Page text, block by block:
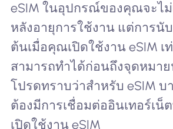
eSIM ในอุปกรณ์ของคุณจะไ
หลังอายุการใช้งาน แต่การนั
ต้นเมื่อคุณเปิดใช้งาน eSIM
สามารถทำได้ก่อนถึงจุดหมา
โปรดทราบว่าสำหรับ eSIM
ต้องมีการเชื่อมต่ออินเทอร์เน็
เปิดใช้งาน eSIM